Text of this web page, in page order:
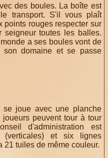
des boules. La boîte est
transport. S'il vous plaît
points rouges respecter sur
seigneur toutes les balles.
a ses boules vont de
son domaine et se passe
joue avec une planche
peuvent tour à tour
d'administration est
(verticales) et six lignes
21 tuiles de même couleur.